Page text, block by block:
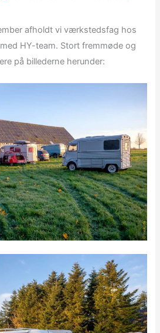
afholdt vi værkstedsfag hos
HY-team. Stort fremmøde og
på billederne herunder: